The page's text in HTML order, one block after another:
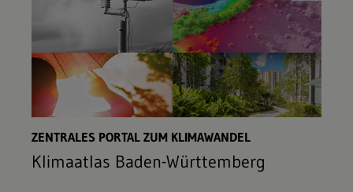
ZENTRALES PORTAL ZUM KLIMAWANDEL
Klimaatlas Baden-Württemberg